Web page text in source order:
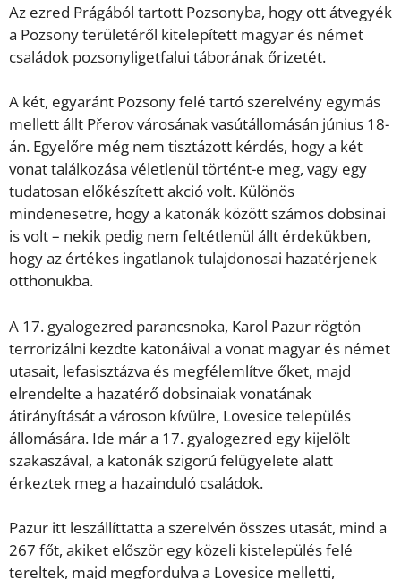
Az ezred Prágából tartott Pozsonyba, hogy ott átvegyék
a Pozsony területéről kitelepített magyar és német
családok pozsonyligetfalui táborának őrizetét.
A két, egyaránt Pozsony felé tartó szerelvény egymás
mellett állt Přerov városának vasútállomásán június 18-
án. Egyelőre még nem tisztázott kérdés, hogy a két
vonat találkozása véletlenül történt-e meg, vagy egy
tudatosan előkészített akció volt. Különös
mindenesetre, hogy a katonák között számos dobsinai
is volt – nekik pedig nem feltétlenül állt érdekükben,
hogy az értékes ingatlanok tulajdonosai hazatérjenek
otthonukba.
A 17. gyalogezred parancsnoka, Karol Pazur rögtön
terrorizálni kezdte katonáival a vonat magyar és német
utasait, lefasisztázva és megfélemlítve őket, majd
elrendelte a hazatérő dobsinaiak vonatának
átirányítását a városon kívülre, Lovesice település
állomására. Ide már a 17. gyalogezred egy kijelölt
szakaszával, a katonák szigorú felügyelete alatt
érkeztek meg a hazainduló családok.
Pazur itt leszállíttatta a szerelvén összes utasát, mind a
267 főt, akiket először egy közeli kistelepülés felé
tereltek, majd megfordulva a Lovesice melletti,